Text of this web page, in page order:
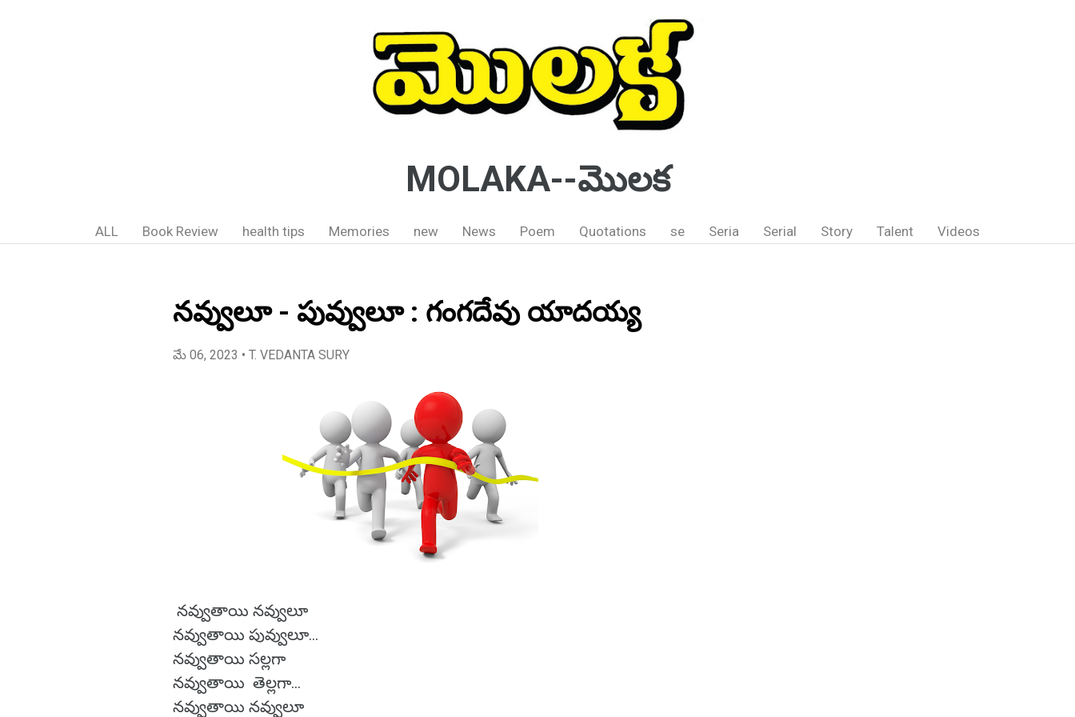
MOLAKA--మొలక
ALL Book Review health tips Memories new News Poem Quotations se Seria Serial Story Talent Videos
నవ్వులూ - పువ్వులూ : గంగదేవు యాదయ్య
మే 06, 2023 • T. VEDANTA SURY
నవ్వుతాయి నవ్వులూ
నవ్వుతాయి పువ్వులూ...
నవ్వుతాయి సల్లగా
నవ్వుతాయి తెల్లగా...
నవ్వుతాయి నవ్వులూ